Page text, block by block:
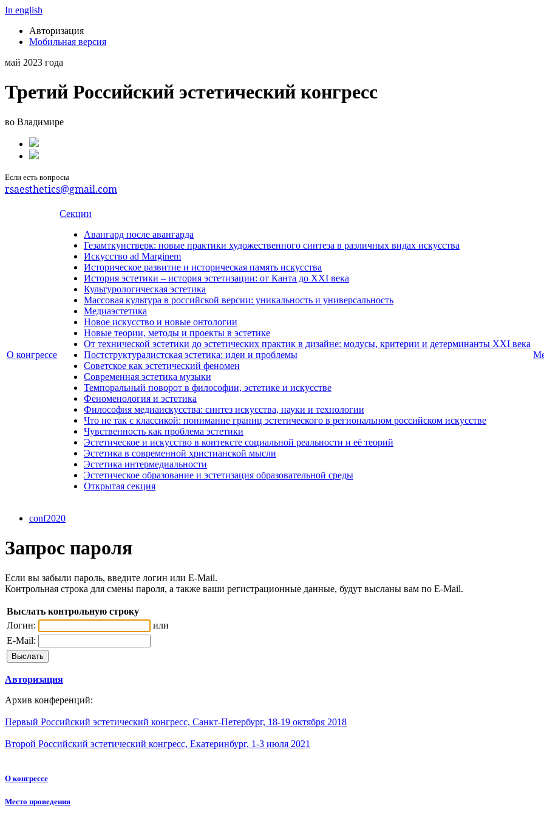
In english
Авторизация
Мобильная версия
май 2023 года
Третий Российский эстетический конгресс
во Владимире
Если есть вопросы
rsaesthetics@gmail.com
О конгрессе
Секции
Авангард после авангарда
Гезамткунстверк: новые практики художественного синтеза в различных видах искусства
Искусство ad Marginem
Историческое развитие и историческая память искусства
История эстетики – история эстетизации: от Канта до XXI века
Культурологическая эстетика
Массовая культура в российской версии: уникальность и универсальность
Медиаэстетика
Новое искусство и новые онтологии
Новые теории, методы и проекты в эстетике
От технической эстетики до эстетических практик в дизайне: модусы, критерии и детерминанты XXI века
Постструктуралистская эстетика: идеи и проблемы
Советское как эстетический феномен
Современная эстетика музыки
Темпоральный поворот в философии, эстетике и искусстве
Феноменология и эстетика
Философия медиаискусства: синтез искусства, науки и технологии
Что не так с классикой: понимание границ эстетического в региональном российском искусстве
Чувственность как проблема эстетики
Эстетическое и искусство в контексте социальной реальности и её теорий
Эстетика в современной христианской мысли
Эстетика интермедиальности
Эстетическое образование и эстетизация образовательной среды
Открытая секция
conf2020
Запрос пароля
Если вы забыли пароль, введите логин или E-Mail.
Контрольная строка для смены пароля, а также ваши регистрационные данные, будут высланы вам по E-Mail.
Выслать контрольную строку
Логин:
или
E-Mail:
Авторизация
Архив конференций:
Первый Российский эстетический конгресс, Санкт-Петербург, 18-19 октября 2018
Второй Российский эстетический конгресс, Екатеринбург, 1-3 июля 2021
О конгрессе
Место проведения